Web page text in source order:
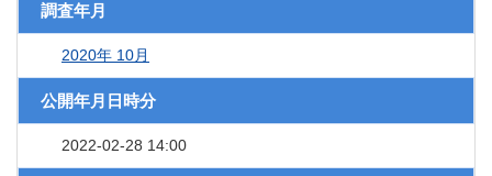
調査年月
2020年 10月
公開年月日時分
2022-02-28 14:00